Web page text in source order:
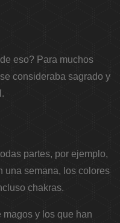
eso? Para muchos
consideraba sagrado y
partes, por ejemplo,
una semana, los colores
chakras.
magos y los que han